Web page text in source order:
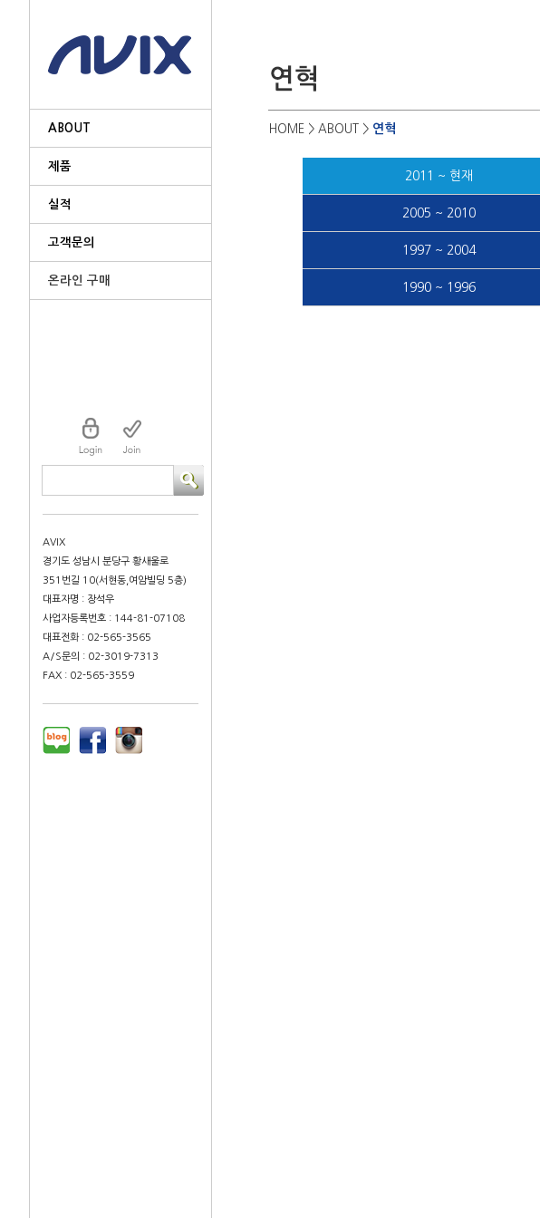
ABOUT
제품
실적
고객문의
온라인 구매
AVIX
경기도 성남시 분당구 황새울로
351번길 10(서현동,여암빌딩 5층)
대표자명 : 장석우
사업자등록번호 : 144-81-07108
대표전화 : 02-565-3565
A/S문의 : 02-3019-7313
FAX : 02-565-3559
HOME > ABOUT > 연혁
2011 ~ 현재
2005 ~ 2010
1997 ~ 2004
1990 ~ 1996